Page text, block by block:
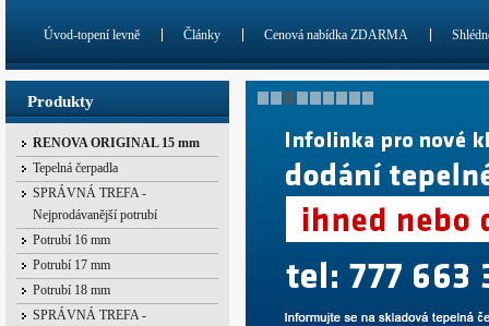
Produkty
RENOVA ORIGINAL 15 mm
Tepelná čerpadla
SPRÁVNÁ TREFA -
Nejprodávanější potrubí
Potrubí 16 mm
Potrubí 17 mm
Potrubí 18 mm
SPRÁVNÁ TREFA -
Úvod-topení levně Články Cenová nabídka ZDARMA